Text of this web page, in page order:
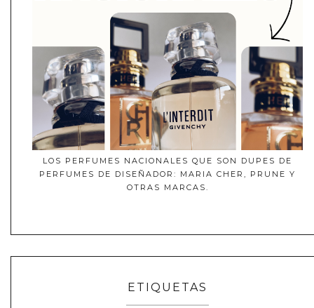
LOS PERFUMES NACIONALES QUE SON DUPES DE
PERFUMES DE DISEÑADOR: MARIA CHER, PRUNE Y
OTRAS MARCAS.
ETIQUETAS